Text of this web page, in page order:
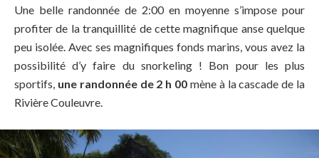
Une belle randonnée de 2:00 en moyenne s’impose pour
profiter de la tranquillité de cette magnifique anse quelque
peu isolée. Avec ses magnifiques fonds marins, vous avez la
possibilité d’y faire du snorkeling ! Bon pour les plus
sportifs, une randonnée de 2 h 00 mène à la cascade de la
Rivière Couleuvre.